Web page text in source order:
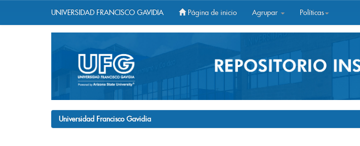
UNIVERSIDAD FRANCISCO GAVIDIA Página de inicio Agrupar Políticas
Universidad Francisco Gavidia